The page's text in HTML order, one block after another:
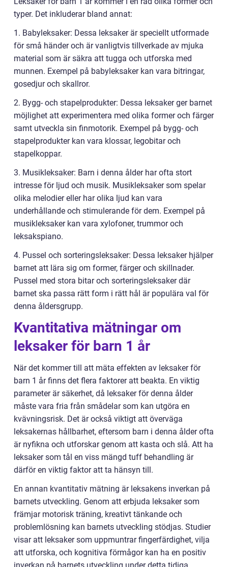
typer. Det inkluderar bland annat:
1. Babyleksaker: Dessa leksaker är speciellt utformade
för små händer och är vanligtvis tillverkade av mjuka
material som är säkra att tugga och utforska med
munnen. Exempel på babyleksaker kan vara bitringar,
gosedjur och skallror.
2. Bygg- och stapelprodukter: Dessa leksaker ger barnet
möjlighet att experimentera med olika former och färger
samt utveckla sin finmotorik. Exempel på bygg- och
stapelprodukter kan vara klossar, legobitar och
stapelkoppar.
3. Musikleksaker: Barn i denna ålder har ofta stort
intresse för ljud och musik. Musikleksaker som spelar
olika melodier eller har olika ljud kan vara
underhållande och stimulerande för dem. Exempel på
musikleksaker kan vara xylofoner, trummor och
leksakspiano.
4. Pussel och sorteringsleksaker: Dessa leksaker hjälper
barnet att lära sig om former, färger och skillnader.
Pussel med stora bitar och sorteringsleksaker där
barnet ska passa rätt form i rätt hål är populära val för
denna åldersgrupp.
Kvantitativa mätningar om
leksaker för barn 1 år
När det kommer till att mäta effekten av leksaker för
barn 1 år finns det flera faktorer att beakta. En viktig
parameter är säkerhet, då leksaker för denna ålder
måste vara fria från smådelar som kan utgöra en
kvävningsrisk. Det är också viktigt att överväga
leksakernas hållbarhet, eftersom barn i denna ålder ofta
är nyfikna och utforskar genom att kasta och slå. Att ha
leksaker som tål en viss mängd tuff behandling är
därför en viktig faktor att ta hänsyn till.
En annan kvantitativ mätning är leksakens inverkan på
barnets utveckling. Genom att erbjuda leksaker som
främjar motorisk träning, kreativt tänkande och
problemlösning kan barnets utveckling stödjas. Studier
visar att leksaker som uppmuntrar fingerfärdighet, vilja
att utforska, och kognitiva förmågor kan ha en positiv